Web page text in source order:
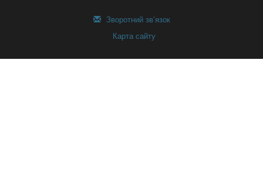
Зворотний зв’язок
Карта сайту